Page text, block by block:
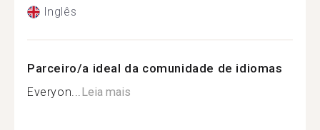
Inglês
Parceiro/a ideal da comunidade de idiomas
Everyon...Leia mais